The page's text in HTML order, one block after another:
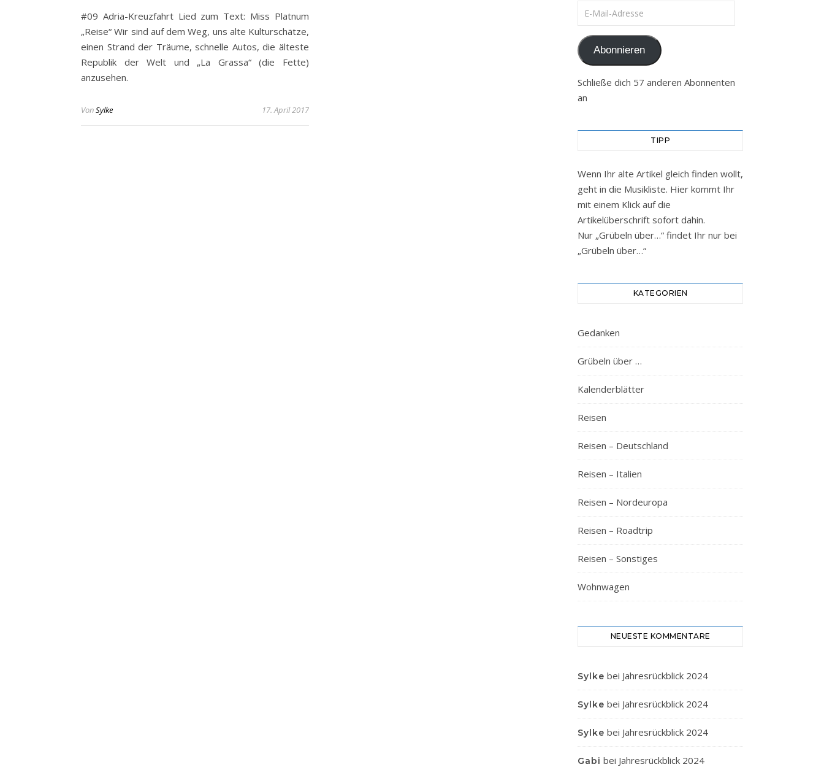
#09 Adria-Kreuzfahrt Lied zum Text: Miss Platnum
„Reise“ Wir sind auf dem Weg, uns alte Kulturschätze,
einen Strand der Träume, schnelle Autos, die älteste
Republik der Welt und „La Grassa“ (die Fette)
anzusehen.
VonSylke 17. April 2017
E-Mail-Adresse
Abonnieren
Schließe dich 57 anderen Abonnenten
an
TIPP
Wenn Ihr alte Artikel gleich finden wollt,
geht in die Musikliste. Hier kommt Ihr
mit einem Klick auf die
Artikelüberschrift sofort dahin.
Nur „Grübeln über…“ findet Ihr nur bei
„Grübeln über…“
KATEGORIEN
Gedanken
Grübeln über …
Kalenderblätter
Reisen
Reisen – Deutschland
Reisen – Italien
Reisen – Nordeuropa
Reisen – Roadtrip
Reisen – Sonstiges
Wohnwagen
NEUESTE KOMMENTARE
Sylke bei Jahresrückblick 2024
Sylke bei Jahresrückblick 2024
Sylke bei Jahresrückblick 2024
Gabi bei Jahresrückblick 2024